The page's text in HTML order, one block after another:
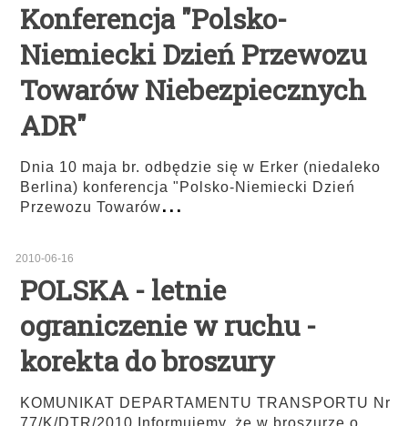
Konferencja "Polsko-
Niemiecki Dzień Przewozu
Towarów Niebezpiecznych
ADR"
Dnia 10 maja br. odbędzie się w Erker (niedaleko
Berlina) konferencja "Polsko-Niemiecki Dzień
Przewozu Towarów...
2010-06-16
POLSKA - letnie
ograniczenie w ruchu -
korekta do broszury
KOMUNIKAT DEPARTAMENTU TRANSPORTU Nr
77/K/DTR/2010 Informujemy, że w broszurze o